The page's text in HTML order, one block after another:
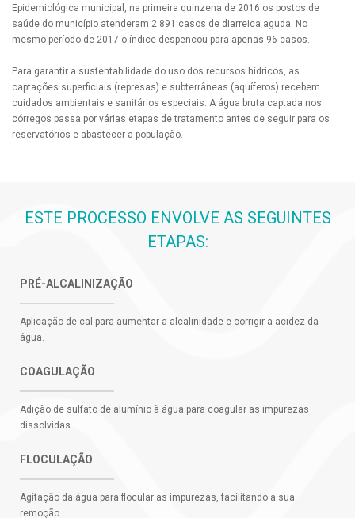
Epidemiológica municipal, na primeira quinzena de 2016 os postos de
saúde do município atenderam 2.891 casos de diarreica aguda. No
mesmo período de 2017 o índice despencou para apenas 96 casos.
Para garantir a sustentabilidade do uso dos recursos hídricos, as
captações superficiais (represas) e subterrâneas (aquíferos) recebem
cuidados ambientais e sanitários especiais. A água bruta captada nos
córregos passa por várias etapas de tratamento antes de seguir para os
reservatórios e abastecer a população.
ESTE PROCESSO ENVOLVE AS SEGUINTES
ETAPAS:
PRÉ-ALCALINIZAÇÃO
Aplicação de cal para aumentar a alcalinidade e corrigir a acidez da
água.
COAGULAÇÃO
Adição de sulfato de alumínio à água para coagular as impurezas
dissolvidas.
FLOCULAÇÃO
Agitação da água para flocular as impurezas, facilitando a sua
remoção.